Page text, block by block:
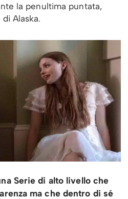
la penultima puntata,
Alaska.
Serie di alto livello che
ma che dentro di sé